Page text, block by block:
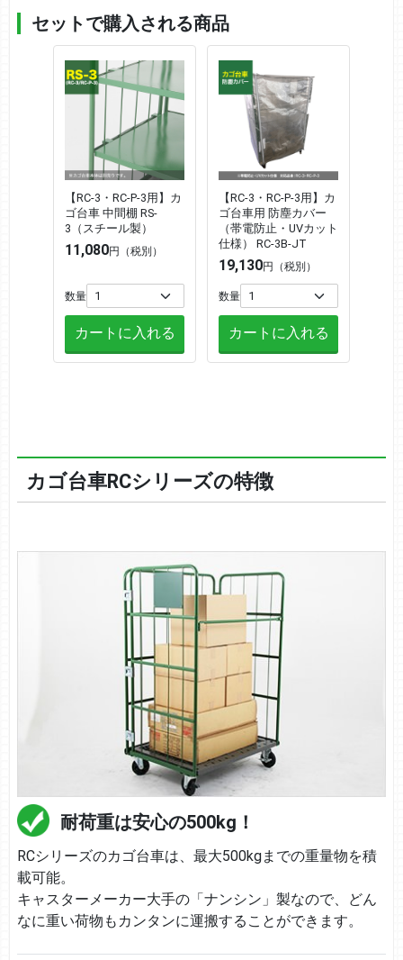
セットで購入される商品
【RC-3・RC-P-3用】カ
ゴ台車 中間棚 RS-
3（スチール製）
11,080円（税別）
数量
カートに入れる
【RC-3・RC-P-3用】カ
ゴ台車用 防塵カバー
（帯電防止・UVカット
仕様） RC-3B-JT
19,130円（税別）
数量
カートに入れる
カゴ台車RCシリーズの特徴
耐荷重は安心の500kg！
RCシリーズのカゴ台車は、最大500kgまでの重量物を積
載可能。
キャスターメーカー大手の「ナンシン」製なので、どん
なに重い荷物もカンタンに運搬することができます。